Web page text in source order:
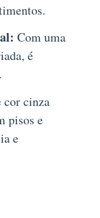
Com uma
é
cor cinza
pisos e
e